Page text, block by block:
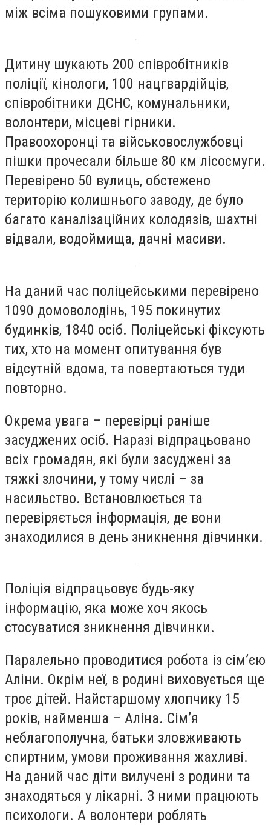
між всіма пошуковими групами.
Дитину шукають 200 співробітників
поліції, кінологи, 100 нацгвардійців,
співробітники ДСНС, комунальники,
волонтери, місцеві гірники.
Правоохоронці та військовослужбовці
пішки прочесали більше 80 км лісосмуги.
Перевірено 50 вулиць, обстежено
територію колишнього заводу, де було
багато каналізаційних колодязів, шахтні
відвали, водоймища, дачні масиви.
На даний час поліцейськими перевірено
1090 домоволодінь, 195 покинутих
будинків, 1840 осіб. Поліцейські фіксують
тих, хто на момент опитування був
відсутній вдома, та повертаються туди
повторно.
Окрема увага – перевірці раніше
засуджених осіб. Наразі відпрацьовано
всіх громадян, які були засуджені за
тяжкі злочини, у тому числі – за
насильство. Встановлюється та
перевіряється інформація, де вони
знаходилися в день зникнення дівчинки.
Поліція відпрацьовує будь-яку
інформацію, яка може хоч якось
стосуватися зникнення дівчинки.
Паралельно проводитися робота із сім’єю
Аліни. Окрім неї, в родині виховується ще
троє дітей. Найстаршому хлопчику 15
років, найменша – Аліна. Сім’я
неблагополучна, батьки зловживають
спиртним, умови проживання жахливі.
На даний час діти вилучені з родини та
знаходяться у лікарні. З ними працюють
психологи. А волонтери роблять